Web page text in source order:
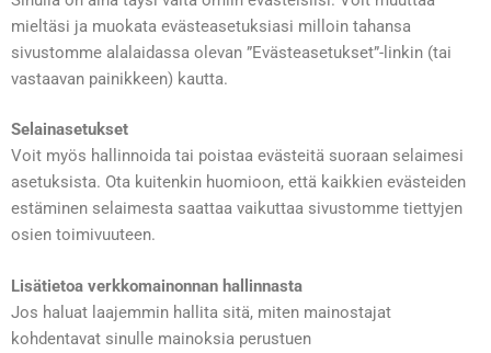
mieltäsi ja muokata evästeasetuksiasi milloin tahansa
sivustomme alalaidassa olevan ”Evästeasetukset”-linkin (tai
vastaavan painikkeen) kautta.
Selainasetukset
Voit myös hallinnoida tai poistaa evästeitä suoraan selaimesi
asetuksista. Ota kuitenkin huomioon, että kaikkien evästeiden
estäminen selaimesta saattaa vaikuttaa sivustomme tiettyjen
osien toimivuuteen.
Lisätietoa verkkomainonnan hallinnasta
Jos haluat laajemmin hallita sitä, miten mainostajat
kohdentavat sinulle mainoksia perustuen